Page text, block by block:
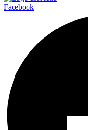
Facebook